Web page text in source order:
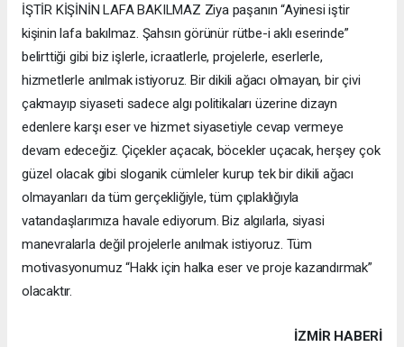
İŞTİR KİŞİNİN LAFA BAKILMAZ Ziya paşanın “Ayinesi iştir
kişinin lafa bakılmaz. Şahsın görünür rütbe-i aklı eserinde”
belirttiği gibi biz işlerle, icraatlerle, projelerle, eserlerle,
hizmetlerle anılmak istiyoruz. Bir dikili ağacı olmayan, bir çivi
çakmayıp siyaseti sadece algı politikaları üzerine dizayn
edenlere karşı eser ve hizmet siyasetiyle cevap vermeye
devam edeceğiz. Çiçekler açacak, böcekler uçacak, herşey çok
güzel olacak gibi sloganik cümleler kurup tek bir dikili ağacı
olmayanları da tüm gerçekliğiyle, tüm çıplaklığıyla
vatandaşlarımıza havale ediyorum. Biz algılarla, siyasi
manevralarla değil projelerle anılmak istiyoruz. Tüm
motivasyonumuz “Hakk için halka eser ve proje kazandırmak”
olacaktır.
İZMIR HABERİ